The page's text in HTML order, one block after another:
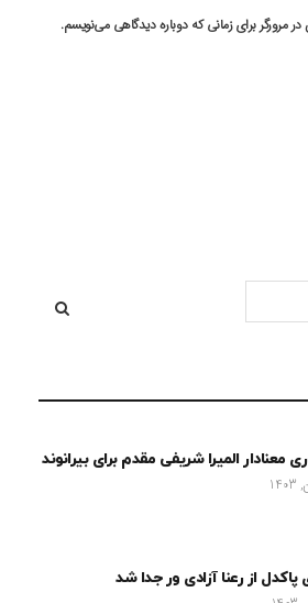
مرورگر برای زمانی که دوباره دیدگاهی می‌نویسم.
معنادار المیرا شریفی مقدم برای بیرانوند
از رعنا آزادی ور جدا شد